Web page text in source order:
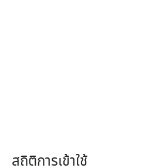
สถิติการเข้าใช้